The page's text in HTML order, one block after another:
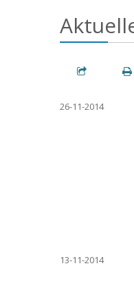
26-11-2014
13-11-2014